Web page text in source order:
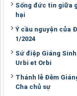
Sống đức tin giữa
hại
Ý cầu nguyện của
1/2024
Sứ điệp Giáng
Urbi et Orbi
Thánh lễ Đêm
Cha chủ sự